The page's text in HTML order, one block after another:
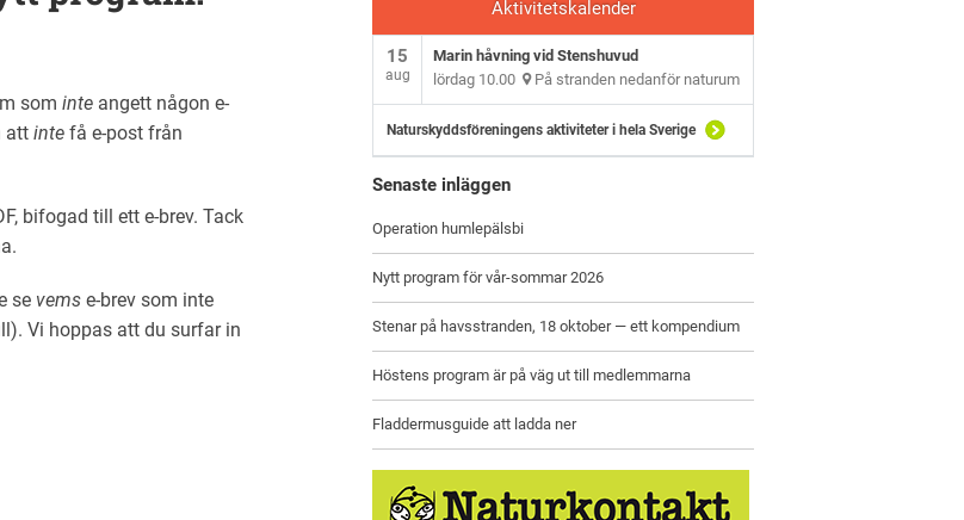
som inte angett någon e-
att inte få e-post från
bifogad till ett e-brev. Tack
se vems e-brev som inte
Vi hoppas att du surfar in
Aktivitetskalender
15
aug
Marin håvning vid Stenshuvud
lördag 10.00 På stranden nedanför naturum
Naturskyddsföreningens aktiviteter i hela Sverige
Senaste inläggen
Operation humlepälsbi
Nytt program för vår-sommar 2026
Stenar på havsstranden, 18 oktober — ett kompendium
Höstens program är på väg ut till medlemmarna
Fladdermusguide att ladda ner